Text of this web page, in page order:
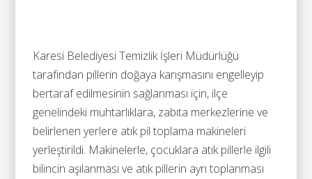
Karesi Belediyesi Temizlik İşleri Müdürlüğü
tarafından pillerin doğaya karışmasını engelleyip
bertaraf edilmesinin sağlanması için, ilçe
genelindeki muhtarlıklara, zabıta merkezlerine ve
belirlenen yerlere atık pil toplama makineleri
yerleştirildi. Makinelerle, çocuklara atık pillerle ilgili
bilincin aşılanması ve atık pillerin ayrı toplanması